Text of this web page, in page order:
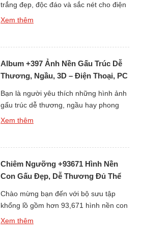
trắng đẹp, độc đáo và sắc nét cho điện
thoại hoặc máy tính? Bộ sưu tập mới
từ cái nhìn đầu tiên. Tại […]
Xem thêm
Album +397 Ảnh Nền Gấu Trúc Dễ
Thương, Ngầu, 3D – Điện Thoại, PC
Bạn là người yêu thích những hình ảnh
gấu trúc dễ thương, ngầu hay phong
cách 3D sống động? Album +397 ảnh
tượng của sự dễ thương và thân thiện,
[…]
Xem thêm
Chiêm Ngưỡng +93671 Hình Nền
Con Gấu Đẹp, Dễ Thương Đủ Thể
Chào mừng bạn đến với bộ sưu tập
khổng lồ gồm hơn 93,671 hình nền con
gấu đẹp, dễ thương và đa dạng thể loại
Xem thêm